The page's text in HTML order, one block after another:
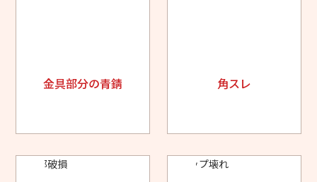
金具部分の青錆 角スレ